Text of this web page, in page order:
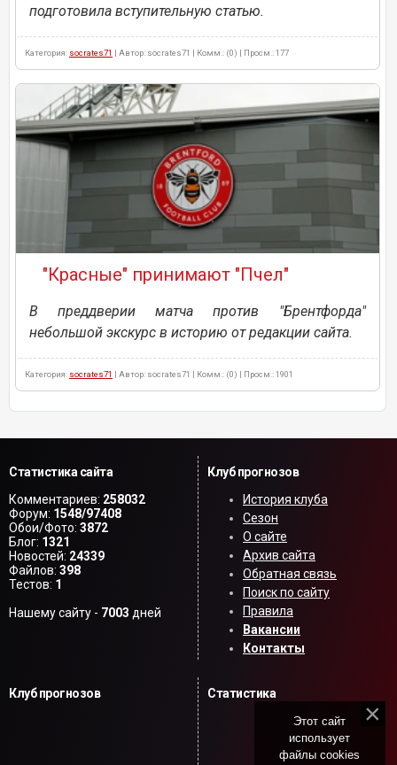
подготовила вступительную статью.
Категория: socrates71 | Автор: socrates71 | Комм.: (0) | Просм.: 177
"Красные" принимают "Пчел"
В преддверии матча против "Брентфорда"
небольшой экскурс в историю от редакции сайта.
Категория: socrates71 | Автор: socrates71 | Комм.: (0) | Просм.: 1901
Статистика сайта
Комментариев: 258032
Форум: 1548/97408
Обои/Фото: 3872
Блог: 1321
Новостей: 24339
Файлов: 398
Тестов: 1
Нашему сайту - 7003 дней
Клуб прогнозов
История клуба
Сезон
О сайте
Архив сайта
Обратная связь
Поиск по сайту
Правила
Вакансии
Контакты
Клуб прогнозов Статистика
Этот сайт
использует
файлы cookies